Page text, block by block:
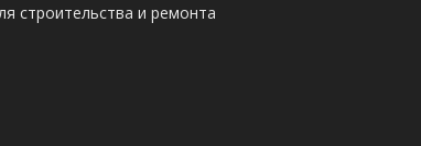
строительства и ремонта